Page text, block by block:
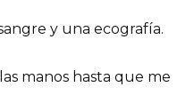
y una ecografía.
manos hasta que me